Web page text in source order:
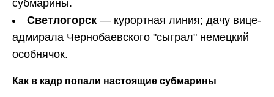
субмарины.
Светлогорск — курортная линия; дачу вице-
адмирала Чернобаевского "сыграл" немецкий
особнячок.
Как в кадр попали настоящие субмарины